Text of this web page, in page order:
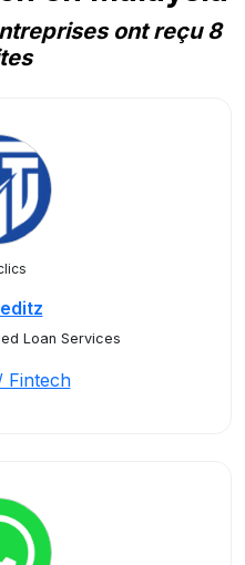
ont reçu 8
Loan Services
Fintech